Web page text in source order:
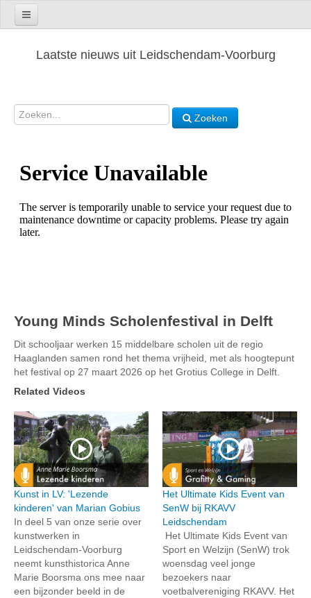
Laatste nieuws uit Leidschendam-Voorburg
Zoeken
Young Minds Scholenfestival in Delft
Dit schooljaar werken 15 middelbare scholen uit de regio
Haaglanden samen rond het thema vrijheid, met als hoogtepunt
het festival op 27 maart 2026 op het Grotius College in Delft.
Related Videos
Kunst in LV: 'Lezende
kinderen' van Marian Gobius
In deel 5 van onze serie over
kunstwerken in
Leidschendam-Voorburg
neemt kunsthistorica Anne
Marie Boorsma ons mee naar
een bijzonder beeld in de
Het Ultimate Kids Event van
SenW bij RKAVV
Leidschendam
Het Ultimate Kids Event van
Sport en Welzijn (SenW) trok
woensdag veel jonge
bezoekers naar
voetbalvereniging RKAVV. Het